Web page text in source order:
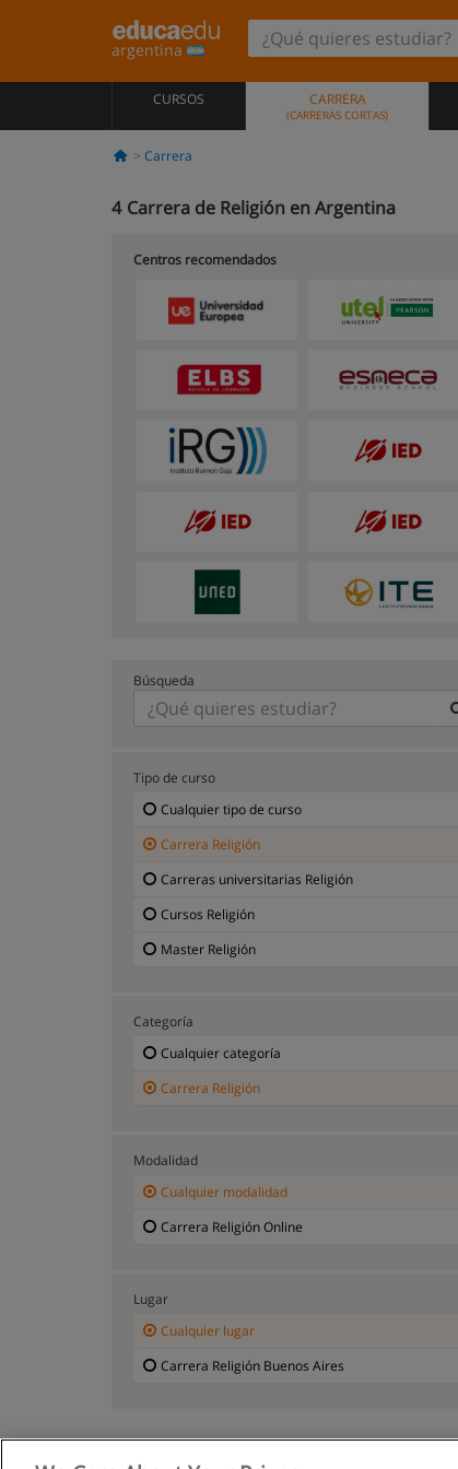
argentina
CURSOS CARRERA
(CARRERAS CORTAS)
Carrera
4 Carrera de Religión en Argentina
Centros recomendados
Búsqueda
Tipo de curso
Cualquier tipo de curso
Carrera Religión
Carreras universitarias Religión
Cursos Religión
Master Religión
Categoría
Cualquier categoría
Carrera Religión
Modalidad
Cualquier modalidad
Carrera Religión Online
Lugar
Cualquier lugar
Carrera Religión Buenos Aires